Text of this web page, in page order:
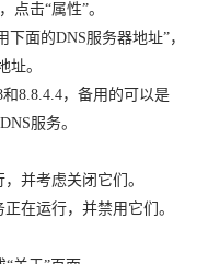
点击“属性”。
面的DNS服务器地址”，
址。
8.8.4.4，备用的可以是
服务。
并考虑关闭它们。
在运行，并禁用它们。